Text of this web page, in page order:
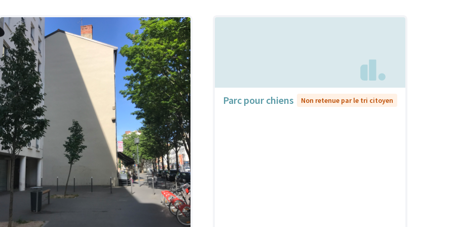
Parc pour chiens Non retenue par le tri citoyen